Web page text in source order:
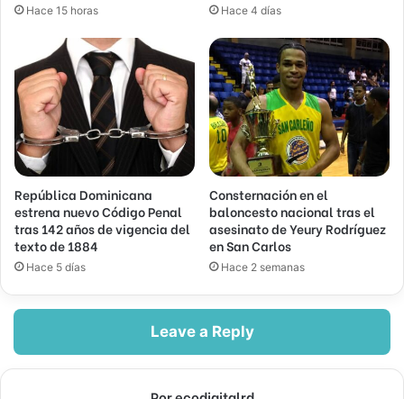
Hace 15 horas Hace 4 días
República Dominicana
estrena nuevo Código Penal
tras 142 años de vigencia del
texto de 1884
Hace 5 días
Consternación en el
baloncesto nacional tras el
asesinato de Yeury Rodríguez
en San Carlos
Hace 2 semanas
Leave a Reply